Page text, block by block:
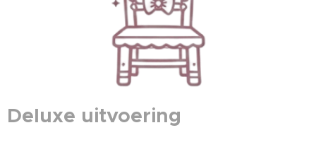
Deluxe uitvoering